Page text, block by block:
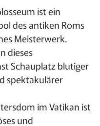
ist ein
des antiken Roms
Meisterwerk.
dieses
Schauplatz blutiger
spektakulärer
im Vatikan ist
und